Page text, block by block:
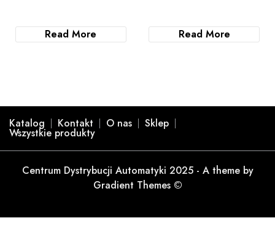
Read More Read More
Katalog Kontakt O nas Sklep
Wszystkie produkty
Centrum Dystrybucji Automatyki 2025 - A theme by
Gradient Themes ©